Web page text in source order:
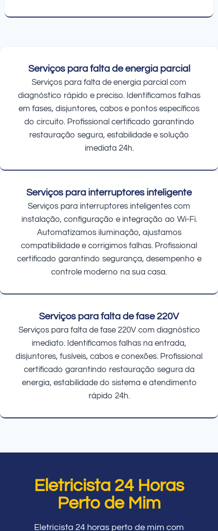
Serviços para falta de energia parcial
Serviços para falta de energia parcial com
diagnóstico rápido e preciso. Identificamos falhas
em fases, disjuntores, cabos e pontos específicos
do circuito. Profissional certificado garantindo
restauração segura, estabilidade e solução
imediata 24h.
Serviços para interruptores inteligente
Serviços para interruptores inteligentes com
instalação, configuração e integração ao Wi-Fi.
Automatizamos iluminação, ajustamos
compatibilidade e corrigimos falhas. Profissional
certificado garantindo segurança, desempenho e
controle moderno na sua casa.
Serviços para falta de fase 220V
Serviços para falta de fase 220V com diagnóstico
imediato. Identificamos falhas na entrada,
disjuntores, fusíveis, cabos e conexões. Profissional
certificado garantindo restauração segura da
energia, estabilidade do sistema e atendimento
rápido 24h.
Eletricista 24 Horas
Perto de Mim
Eletricista 24 horas perto de mim com